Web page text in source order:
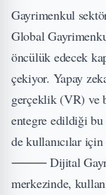
Gayrimenkul
Global
öncülük edecek
çekiyor. Yapay
gerçeklik (VR) ve
entegre edildiği
de kullanıcılar
⸻ Dijital
merkezinde,